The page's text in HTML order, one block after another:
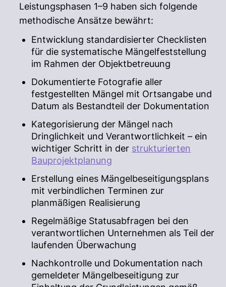
Leistungsphasen 1–9 haben sich folgende
methodische Ansätze bewährt:
Entwicklung standardisierter Checklisten
für die systematische Mängelfeststellung
im Rahmen der Objektbetreuung
Dokumentierte Fotografie aller
festgestellten Mängel mit Ortsangabe und
Datum als Bestandteil der Dokumentation
Kategorisierung der Mängel nach
Dringlichkeit und Verantwortlichkeit – ein
wichtiger Schritt in der strukturierten
Bauprojektplanung
Erstellung eines Mängelbeseitigungsplans
mit verbindlichen Terminen zur
planmäßigen Realisierung
Regelmäßige Statusabfragen bei den
verantwortlichen Unternehmen als Teil der
laufenden Überwachung
Nachkontrolle und Dokumentation nach
gemeldeter Mängelbeseitigung zur